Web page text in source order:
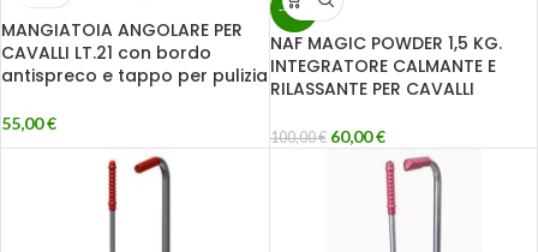
MANGIATOIA ANGOLARE PER
CAVALLI LT.21 con bordo
antispreco e tappo per pulizia
55,00€
-40%
NAF MAGIC POWDER 1,5 KG.
INTEGRATORE CALMANTE E
RILASSANTE PER CAVALLI
100,00€ 60,00€